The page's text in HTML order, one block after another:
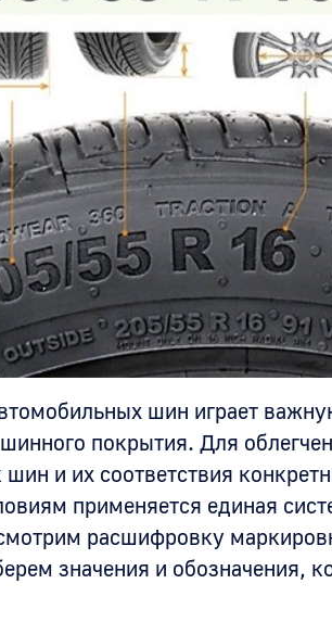
шин играет
покрытия. Для
шин и их соответствия
применяется единая
расшифровку
значения и обозначения,